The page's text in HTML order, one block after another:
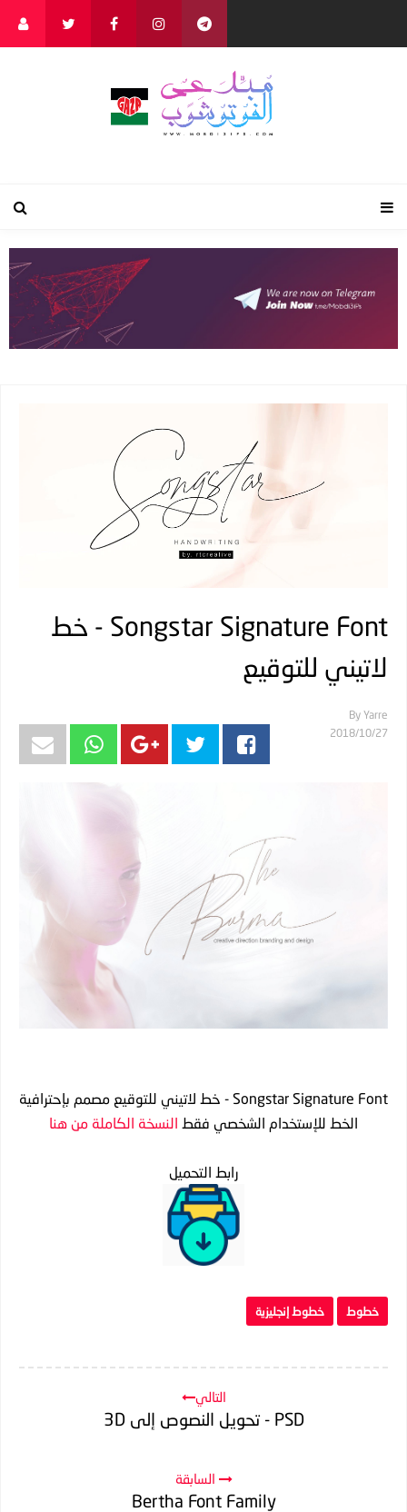
Songstar Signature Font - خط
لاتيني للتوقيع
By Yarre
27‏/10‏/2018
Songstar Signature Font - خط لاتيني للتوقيع مصمم بإحترافية
الخط للإستخدام الشخصي فقط النسخة الكاملة من هنا
رابط التحميل
خطوط خطوط إنجليزية
التالي
PSD - تحويل النصوص إلى 3D
السابقة
Bertha Font Family